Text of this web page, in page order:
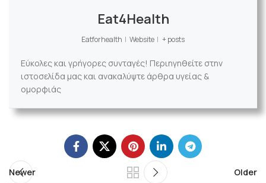
Eat4Health
Eatforhealth | Website | + posts
Εύκολες και γρήγορες συνταγές! Περιηγηθείτε στην
ιστοσελίδα μας και ανακαλύψτε άρθρα υγείας &
ομορφιάς
Newer Older